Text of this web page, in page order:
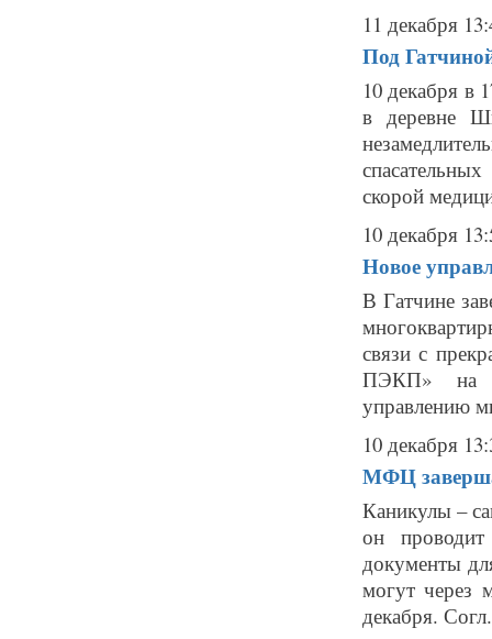
11 декабря
Под
10 декабря в
в деревне
скорой
10 декабря
Новое
В Гатчине
связи с
ПЭКП» на
управлению
10 декабря
МФЦ
Каникулы –
он
документы
могут через
декабря.